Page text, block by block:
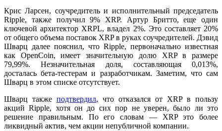
Крис Ларсен, соучредитель и исполнительный председатель
Ripple, также получил 9% XRP. Артур Бритто, еще один
ключевой архитектор XRPL, владел 2%. Это составляет 20%
от общего объема поставок XRP в руках соучредителей. Дэвид
Шварц далее пояснил, что Ripple, первоначально известная
как OpenCoin, имеет значительную долю XRP в размере
79,99%. Незначительная доля, составляющая 0,013%,
досталась бета-тестерам и разработчикам. Заметим, что сам
Шварц в этом списке отсутствует.
Шварц также подтвердил, что отказался от XRP в пользу
акций Ripple, хотя он до сих пор не уверен, было ли это
решение правильным. По его словам — XRP это более
ликвидный актив, чем акции непубличной компании.